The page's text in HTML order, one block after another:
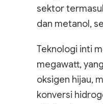
sektor
dan metanol,
Teknologi inti
megawatt,
oksigen hijau,
konversi